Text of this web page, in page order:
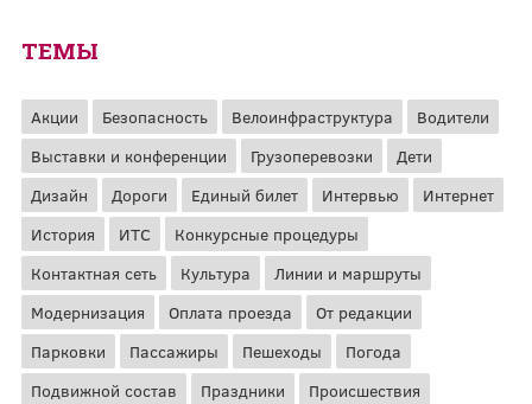
ТЕМЫ
Акции Безопасность Велоинфраструктура
Водители
Выставки и конференции
Грузоперевозки
Дети
Дизайн
Дороги Единый билет Интервью
Интернет
История
ИТС
Конкурсные процедуры
Контактная сеть
Культура
Линии и маршруты
Модернизация
Оплата проезда
От редакции
Парковки
Пассажиры Пешеходы
Погода
Подвижной состав
Праздники Происшествия